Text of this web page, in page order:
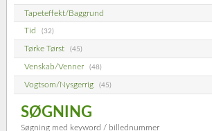
Tapeteffekt/Baggrund
Tid (32)
Tørke Tørst (45)
Venskab/Venner (48)
Vogtsom/Nysgerrig (45)
SØGNING
Søgning med keyword / billednummer